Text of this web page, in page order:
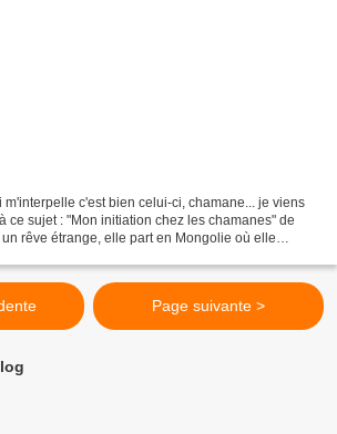
c'est bien celui-ci, chamane... je viens
ce sujet : "Mon initiation chez les chamanes" de
rêve étrange, elle part en Mongolie où elle
Page suivante >